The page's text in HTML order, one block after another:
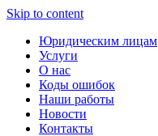
Skip to content
Юридическим лицам
Услуги
О нас
Коды ошибок
Наши работы
Новости
Контакты